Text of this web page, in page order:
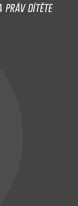
PRÁV DÍTĚTE